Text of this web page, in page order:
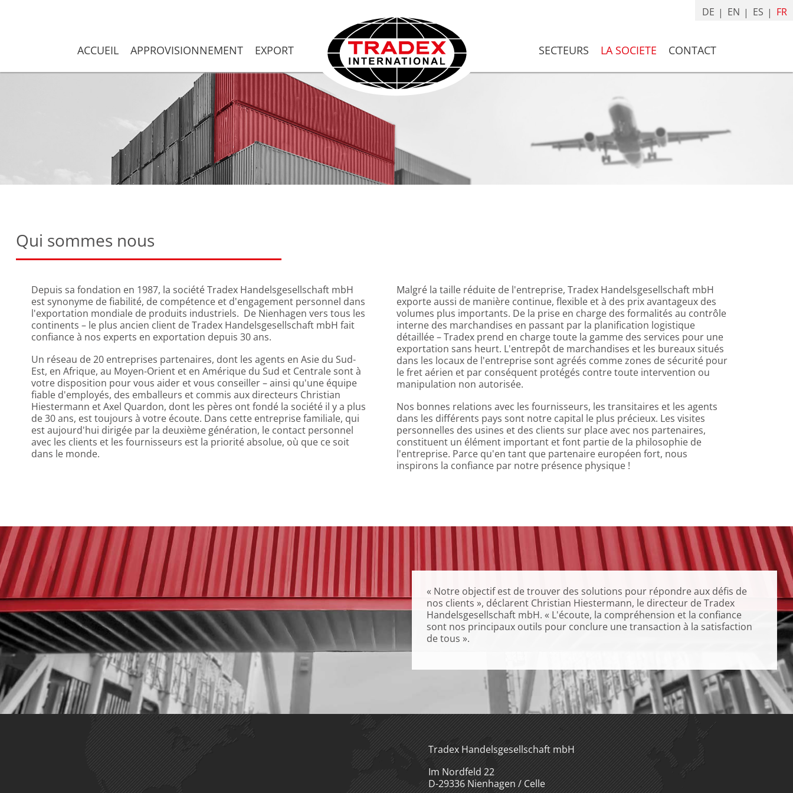
DE EN ES FR
ACCUEIL APPROVISIONNEMENT EXPORT SECTEURS LA SOCIETE CONTACT
Qui sommes nous
Depuis sa fondation en 1987, la société Tradex Handelsgesellschaft mbH
est synonyme de fiabilité, de compétence et d'engagement personnel dans
l'exportation mondiale de produits industriels. De Nienhagen vers tous les
continents – le plus ancien client de Tradex Handelsgesellschaft mbH fait
confiance à nos experts en exportation depuis 30 ans.
Un réseau de 20 entreprises partenaires, dont les agents en Asie du Sud-
Est, en Afrique, au Moyen-Orient et en Amérique du Sud et Centrale sont à
votre disposition pour vous aider et vous conseiller – ainsi qu'une équipe
fiable d'employés, des emballeurs et commis aux directeurs Christian
Hiestermann et Axel Quardon, dont les pères ont fondé la société il y a plus
de 30 ans, est toujours à votre écoute. Dans cette entreprise familiale, qui
est aujourd'hui dirigée par la deuxième génération, le contact personnel
avec les clients et les fournisseurs est la priorité absolue, où que ce soit
dans le monde.
Malgré la taille réduite de l'entreprise, Tradex Handelsgesellschaft mbH
exporte aussi de manière continue, flexible et à des prix avantageux des
volumes plus importants. De la prise en charge des formalités au contrôle
interne des marchandises en passant par la planification logistique
détaillée – Tradex prend en charge toute la gamme des services pour une
exportation sans heurt. L'entrepôt de marchandises et les bureaux situés
dans les locaux de l'entreprise sont agréés comme zones de sécurité pour
le fret aérien et par conséquent protégés contre toute intervention ou
manipulation non autorisée.
Nos bonnes relations avec les fournisseurs, les transitaires et les agents
dans les différents pays sont notre capital le plus précieux. Les visites
personnelles des usines et des clients sur place avec nos partenaires,
constituent un élément important et font partie de la philosophie de
l'entreprise. Parce qu'en tant que partenaire européen fort, nous
inspirons la confiance par notre présence physique !
« Notre objectif est de trouver des solutions pour répondre aux défis de
nos clients », déclarent Christian Hiestermann, le directeur de Tradex
Handelsgesellschaft mbH. « L'écoute, la compréhension et la confiance
sont nos principaux outils pour conclure une transaction à la satisfaction
de tous ».
Tradex Handelsgesellschaft mbH
Im Nordfeld 22
D-29336 Nienhagen / Celle